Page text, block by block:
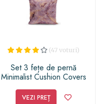
(47 voturi)
Set 3 fețe de pernă
Minimalist Cushion Covers
VEZI PREȚ